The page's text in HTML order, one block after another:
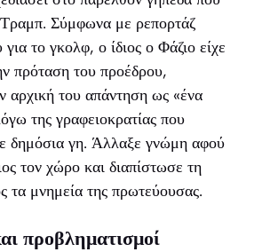
Σύμφωνα με ρεπορτάζ
για το γκολφ, ο ίδιος ο Φάζιο είχε
πρόταση του προέδρου,
αρχική του απάντηση ως «ένα
της γραφειοκρατίας που
δημόσια γη. Άλλαξε γνώμη αφού
τον χώρο και διαπίστωσε τη
τα μνημεία της πρωτεύουσας.
προβληματισμοί